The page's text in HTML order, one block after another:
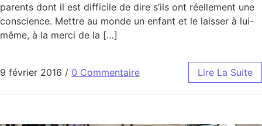
parents dont il est difficile de dire s’ils ont réellement une
conscience. Mettre au monde un enfant et le laisser à lui-
même, à la merci de la […]
9 février 2016 / 0 Commentaire Lire La Suite